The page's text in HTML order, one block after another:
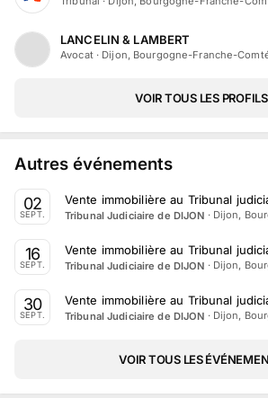
LANCELIN & LAMBERT
Avocat· Dijon, Bourgogne-Franche-
VOIR TOUS LES PROFILS
Autres événements
02
SEPT.
Vente immobilière au Tribunal
Tribunal Judiciaire de DIJON · Dijon,
16
SEPT.
Vente immobilière au Tribunal
Tribunal Judiciaire de DIJON · Dijon,
30
SEPT.
Vente immobilière au Tribunal
Tribunal Judiciaire de DIJON · Dijon,
VOIR TOUS LES